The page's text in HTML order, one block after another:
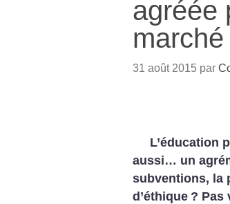
agréée
marché
31 août 2015 par
L’éducation
aussi… un
subventions, la
d’éthique ? Pas